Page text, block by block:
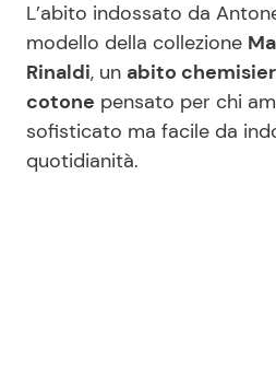
L’abito indossato da
modello della collezione
Rinaldi, un abito
cotone pensato per chi
sofisticato ma facile da
quotidianità.